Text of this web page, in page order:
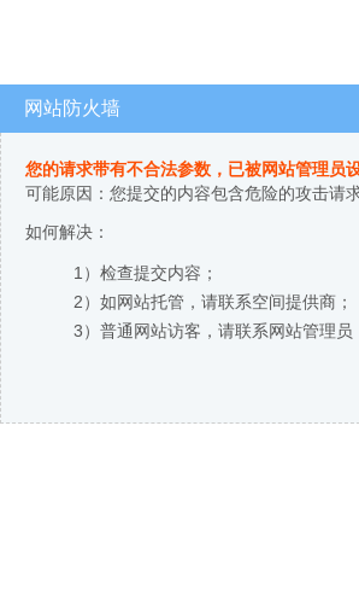
网站防火墙
您的请求带有不合法参数，已被网站管理员
可能原因：您提交的内容包含危险的攻击请
如何解决：
1）检查提交内容；
2）如网站托管，请联系空间提供商；
3）普通网站访客，请联系网站管理员